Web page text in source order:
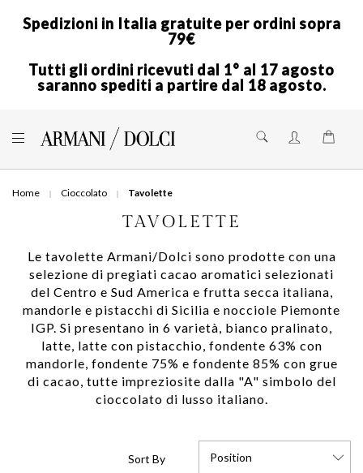
Spedizioni in Italia gratuite per ordini sopra
79€
Tutti gli ordini ricevuti dal 1° al 17 agosto
saranno spediti a partire dal 18 agosto.
Home Cioccolato Tavolette
TAVOLETTE
Le tavolette Armani/Dolci sono prodotte con una
selezione di pregiati cacao aromatici selezionati
del Centro e Sud America e frutta secca italiana,
mandorle e pistacchi di Sicilia e nocciole Piemonte
IGP. Si presentano in 6 varietà, bianco pralinato,
latte, latte con pistacchio, fondente 63% con
mandorle, fondente 75% e fondente 85% con grue
di cacao, tutte impreziosite dalla "A" simbolo del
cioccolato di lusso italiano.
Sort By Position